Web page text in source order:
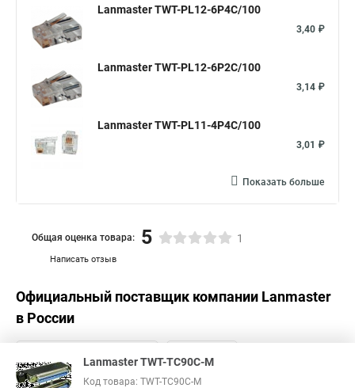
Lanmaster TWT-PL12-6P4C/100
3,40 ₽
Lanmaster TWT-PL12-6P2C/100
3,14 ₽
Lanmaster TWT-PL11-4P4C/100
3,01 ₽
Показать больше
Написать отзыв
Общая оценка товара: 5 1
Официальный поставщик компании Lanmaster
в России
Lanmaster TWT-TC90C-M
Код товара: TWT-TC90C-M